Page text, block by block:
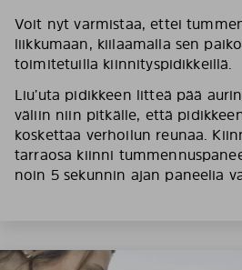
Voit nyt varmistaa, ettei
liikkumaan, kiilaamalla sen
toimitetuilla kiinnityspidikkeillä.
Liu’uta pidikkeen litteä pää
väliin niin pitkälle, että
koskettaa verhoilun reunaa.
tarraosa kiinni
noin 5 sekunnin ajan paneelia